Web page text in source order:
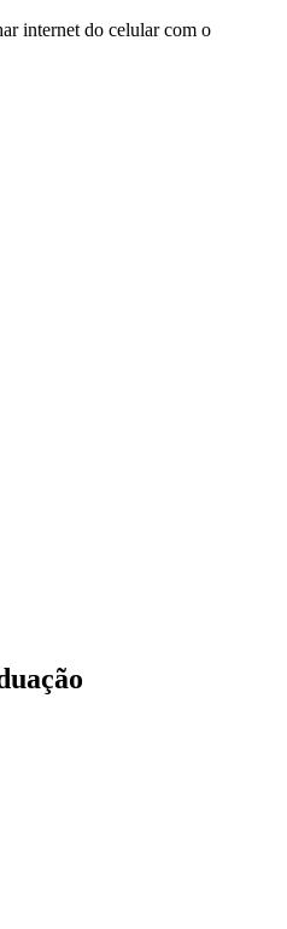
internet do celular com o